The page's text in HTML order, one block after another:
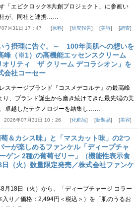
「エピクロック®共創プロジェクト」に参画い
が、同社と連携……
07月31日 17：47 原料 研究報告 美容 調査
う摂理に告ぐ。～ 100年美肌への想いを
峰（※1）の高機能エッセンスクリーム
オリティ ザ クリーム デコラシオン」を
会社コーセー
ステージブランド『コスメデコルテ』の最高峰
り、ブランド誕生から磨き続けてきた最先端の美
卓越したテクノロジーを結集し……
2026年07月31日 10：26 化粧品 新製品 美容
＆カシス味」と「マスカット味」の2つ
ーが楽しめるファンケル「ディープチャ
ゲン 2種の葡萄ゼリー」（機能性表示食
（火）数量限定発売／株式会社ファンケ
月18日（火）から、「ディープチャージ コラー
り／価格：2,494円＜税込＞）を「肌のうるお